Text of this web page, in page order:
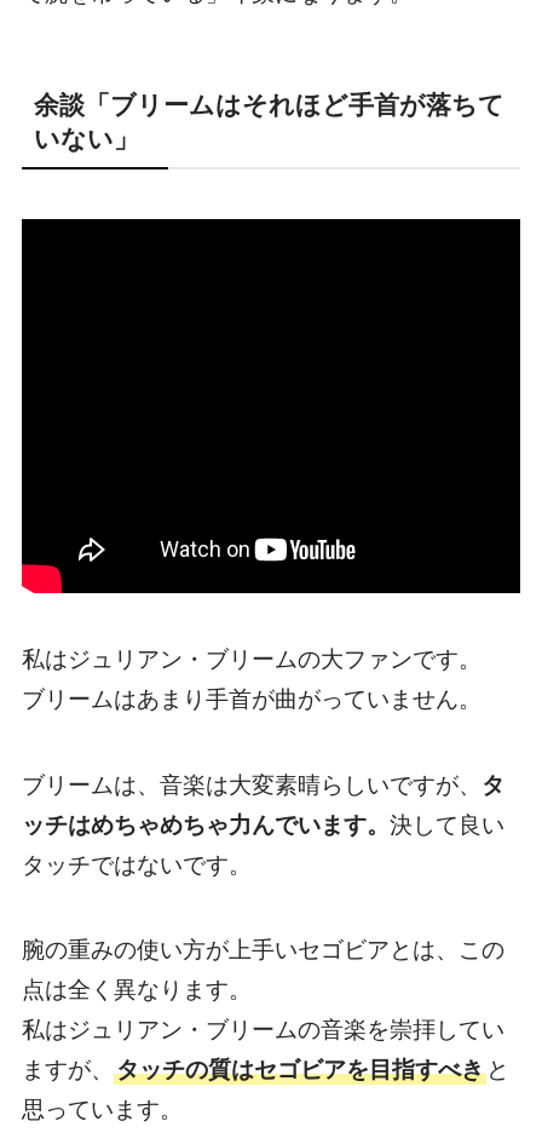
余談「ブリームはそれほど手首が落ちて
いない」
私はジュリアン・ブリームの大ファンです。
ブリームはあまり手首が曲がっていません。
ブリームは、音楽は大変素晴らしいですが、 タ
ッチはめちゃめちゃ力んでいます。 決して良い
タッチではないです。
腕の重みの使い方が上手いセゴビアとは、この
点は全く異なります。
私はジュリアン・ブリームの音楽を崇拝してい
ますが、 タッチの質はセゴビアを目指すべきと
思っています。